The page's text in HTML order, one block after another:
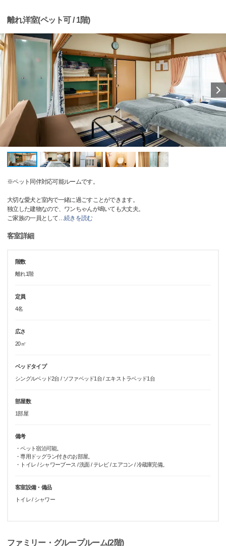
離れ洋室(ペット可 / 1階)
※ペット同伴対応可能ルームです。
大切な愛犬と室内で一緒に過ごすことができます。
独立した建物なので、ワンちゃんが鳴いても大丈夫。
ご家族の一員として…続きを読む
客室詳細
階数
離れ1階
定員
4名
広さ
20㎡
ベッドタイプ
シングルベッド2台 / ソファベッド1台 / エキストラベッド1台
部屋数
1部屋
備考
・ペット宿泊可能。
・専用ドッグラン付きのお部屋。
・トイレ / シャワーブース / 洗面 / テレビ / エアコン / 冷蔵庫完備。
客室設備・備品
トイレ / シャワー
ファミリー・グループルーム(2階)